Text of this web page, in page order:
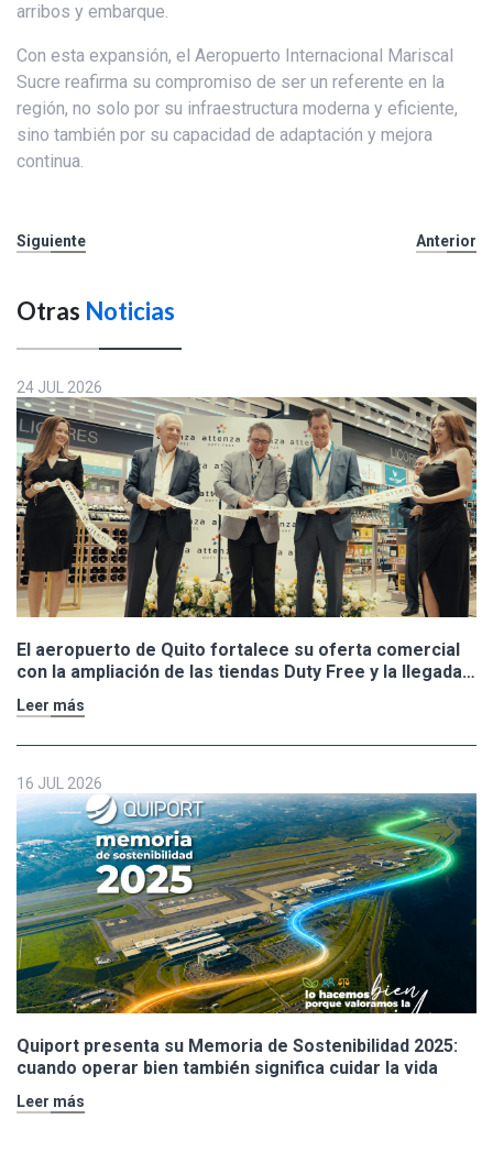
arribos y embarque.
Con esta expansión, el Aeropuerto Internacional Mariscal
Sucre reafirma su compromiso de ser un referente en la
región, no solo por su infraestructura moderna y eficiente,
sino también por su capacidad de adaptación y mejora
continua.
Siguiente Anterior
Otras Noticias
24 JUL 2026
El aeropuerto de Quito fortalece su oferta comercial
con la ampliación de las tiendas Duty Free y la llegada
Leer más
16 JUL 2026
Quiport presenta su Memoria de Sostenibilidad 2025:
cuando operar bien también significa cuidar la vida
Leer más